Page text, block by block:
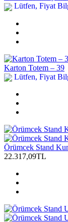
Lütfen, Fiyat
Karton Totem – 39
Lütfen, Fiyat
Örümcek Stand
22.317,09TL